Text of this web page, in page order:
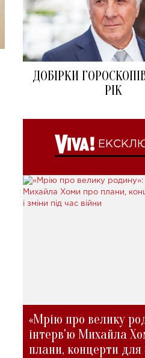
ДОБІРКИ
РІК
«Мрію про велику
інтерв'ю Михайла
плани, концерти для